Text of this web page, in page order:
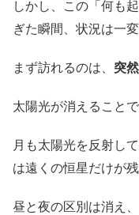
しかし、この「何も
ぎた瞬間、状況は一変
まず訪れるのは、 突
太陽光が消えること
月も太陽光を反射し
は遠くの恒星だけが残
昼と夜の区別は消え